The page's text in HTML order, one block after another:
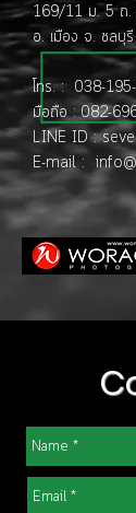
169/11 ม. 5 ถ.
อ. เมือง จ. ชลบุ
โทร. : 038-
มือถือ : 082-
LINE ID :
E-mail :